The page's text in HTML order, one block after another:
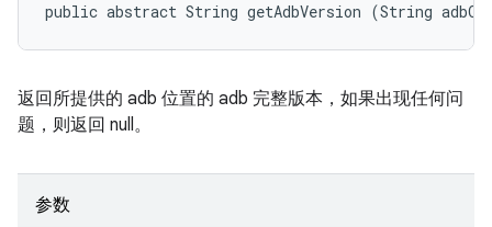
public abstract String getAdbVersion (String
返回所提供的 adb 位置的 adb 完整版本，如果出现任何问
题，则返回 null。
参数